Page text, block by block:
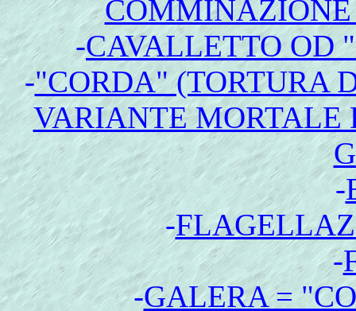
-CAVALLETTO OD
-"CORDA" (TORTURA
VARIANTE
-
-
-
-GALERA =